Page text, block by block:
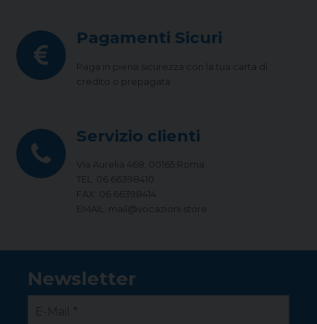
Pagamenti Sicuri
Paga in piena sicurezza con la tua carta di
credito o prepagata
Servizio clienti
Via Aurelia 468, 00165 Roma
TEL: 06 66398410
FAX: 06 66398414
EMAIL: mail@vocazioni.store
Newsletter